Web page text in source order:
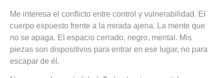
Me interesa el conflicto entre control y vulnerabilidad. El
cuerpo expuesto frente a la mirada ajena. La mente que
no se apaga. El espacio cerrado, negro, mental. Mis
piezas son dispositivos para entrar en ese lugar, no para
escapar de él.